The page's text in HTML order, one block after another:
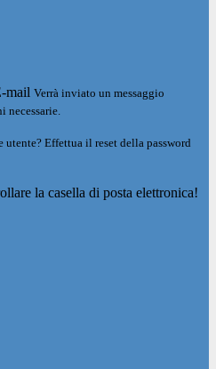
mail Verrà inviato un messaggio
necessarie.
utente? Effettua il reset della password
la casella di posta elettronica!